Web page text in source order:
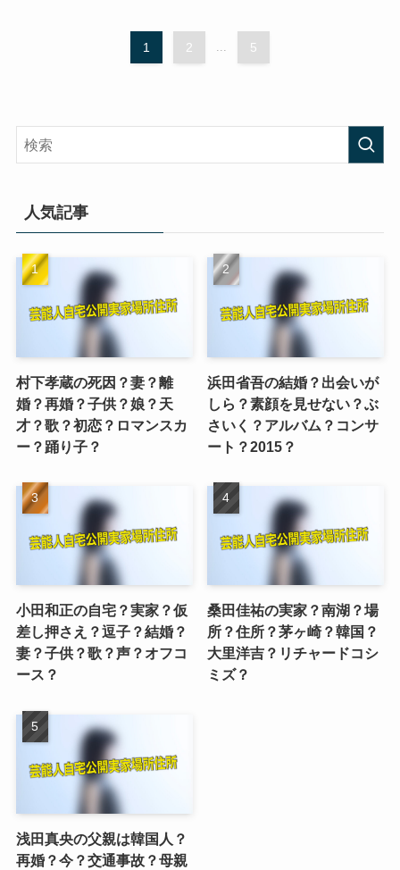
1 2 5
人気記事
村下孝蔵の死因？妻？離
婚？再婚？子供？娘？天
才？歌？初恋？ロマンスカ
ー？踊り子？
浜田省吾の結婚？出会いが
しら？素顔を見せない？ぶ
さいく？アルバム？コンサ
ート？2015？
小田和正の自宅？実家？仮
差し押さえ？逗子？結婚？
妻？子供？歌？声？オフコ
ース？
桑田佳祐の実家？南湖？場
所？住所？茅ヶ崎？韓国？
大里洋吉？リチャードコシ
ミズ？
浅田真央の父親は韓国人？
再婚？今？交通事故？母親